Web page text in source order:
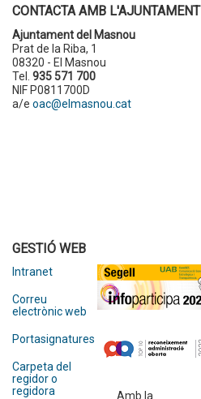
CONTACTA AMB L'AJUNTAMENT
Ajuntament del Masnou
Prat de la Riba, 1
08320 - El Masnou
Tel. 935 571 700
NIF P0811700D
a/e oac@elmasnou.cat
GESTIÓ WEB
Intranet
Correu
electrònic web
Portasignatures
Carpeta del
regidor o
regidora
Amb la